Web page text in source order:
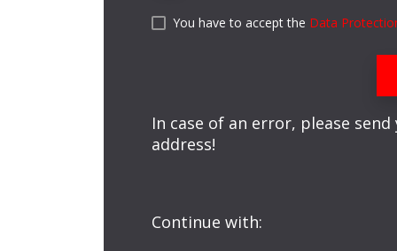
You have to accept the Data
In case of an error, please
address!
Continue with: